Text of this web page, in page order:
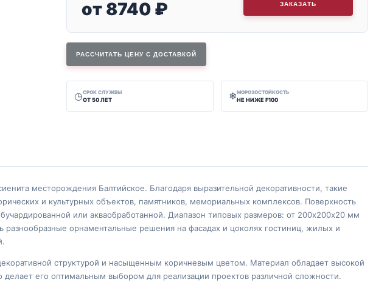
от 8740 ₽ ЗАКАЗАТЬ
РАССЧИТАТЬ ЦЕНУ С ДОСТАВКОЙ
◷СРОК СЛУЖБЫ
ОТ 50 ЛЕТ ❄МОРОЗОСТОЙКОСТЬ
НЕ НИЖЕ F100
месторождения Балтийское. Благодаря выразительной декоративности, такие
и культурных объектов, памятников, мемориальных комплексов. Поверхность
или акваобработанной. Диапазон типовых размеров: от 200х200х20 мм
разнообразные орнаментальные решения на фасадах и цоколях гостиниц, жилых и
структурой и насыщенным коричневым цветом. Материал обладает высокой
его оптимальным выбором для реализации проектов различной сложности.